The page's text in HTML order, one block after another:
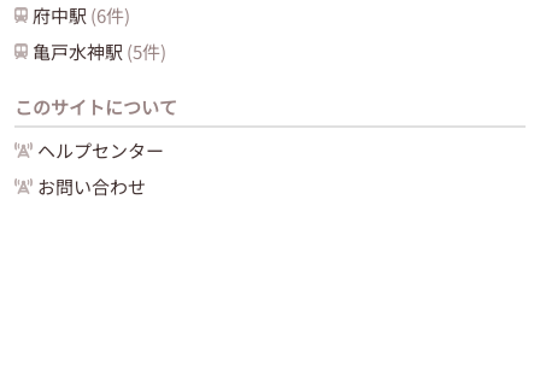
府中駅 (6件)
亀戸水神駅 (5件)
このサイトについて
ヘルプセンター
お問い合わせ